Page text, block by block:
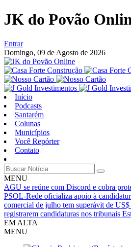
JK do Povão
Entrar
Domingo, 09 de Agosto de 2026
Início
Podcasts
Santarém
Colunas
Municípios
Você Repórter
Contato
MENU
AGU se reúne com Discord e cobra
PSOL-Rede oficializa apoio à
comercial de julho tem superávit de
registrarem candidaturas nos tribunais
EM ALTA
MENU